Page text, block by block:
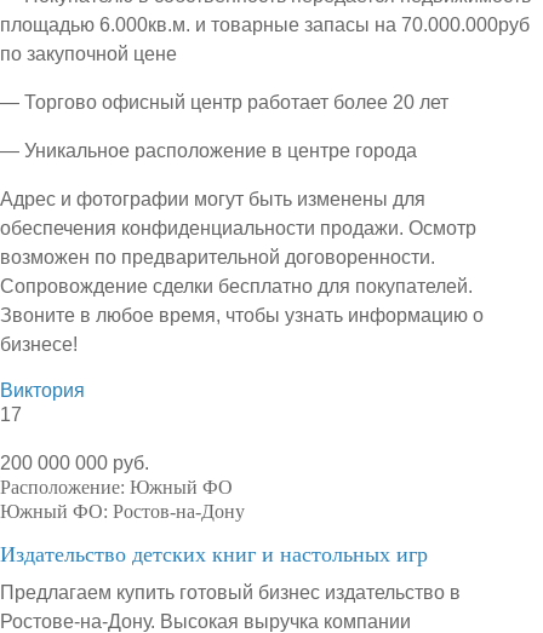
площадью 6.000кв.м. и товарные запасы на 70.000.000руб
по закупочной цене
— Торгово офисный центр работает более 20 лет
— Уникальное расположение в центре города
Адрес и фотографии могут быть изменены для
обеспечения конфиденциальности продажи. Осмотр
возможен по предварительной договоренности.
Сопровождение сделки бесплатно для покупателей.
Звоните в любое время, чтобы узнать информацию о
бизнесе!
Виктория
17
200 000 000 руб.
Расположение: Южный ФО
Южный ФО: Ростов-на-Дону
Издательство детских книг и настольных игр
Предлагаем купить готовый бизнес издательство в
Ростове-на-Дону. Высокая выручка компании